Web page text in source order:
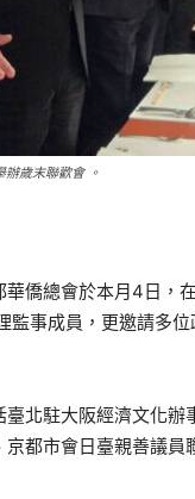
歲末聯歡會 。
華僑總會於本月4日
監事成員，更邀請多
北駐大阪經濟文化
都市會日臺親善議